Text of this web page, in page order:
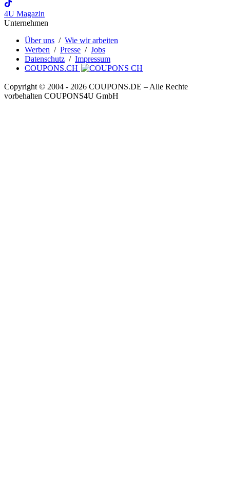
4U Magazin
Unternehmen
Über uns / Wie wir arbeiten
Werben / Presse / Jobs
Datenschutz / Impressum
COUPONS.CH
Copyright © 2004 ‐ 2026 COUPONS.DE – Alle Rechte
vorbehalten COUPONS4U GmbH